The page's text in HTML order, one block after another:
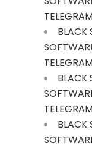
BLACK
BLACK
BLACK